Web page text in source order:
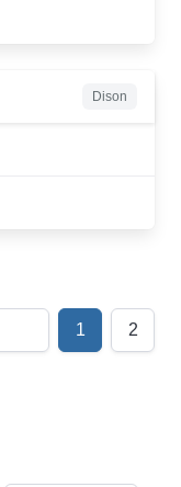
Dison
1 2